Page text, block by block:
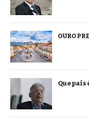
OURO
Que país